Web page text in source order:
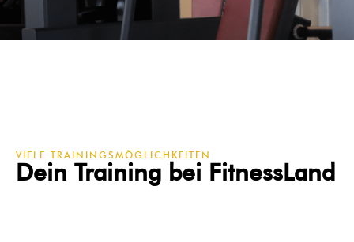
VIELE TRAININGSMÖGLICHKEITEN
Dein Training bei FitnessLand